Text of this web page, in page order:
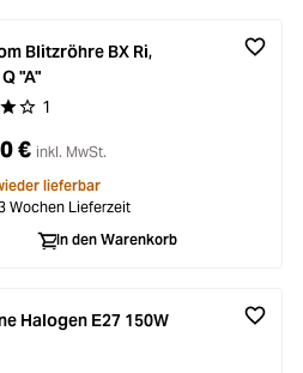
Bewertung von 4 von 5
1
Blitzröhre BX Ri,
"A"
€ inkl. MwSt.
lieferbar
Wochen Lieferzeit
In den Warenkorb
Halogen E27 150W